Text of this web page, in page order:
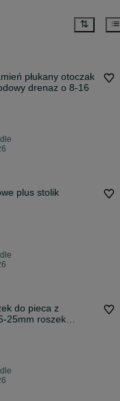
płukany otoczak
drenaz o 8-16
plus stolik
do pieca z
25mm roszek
k